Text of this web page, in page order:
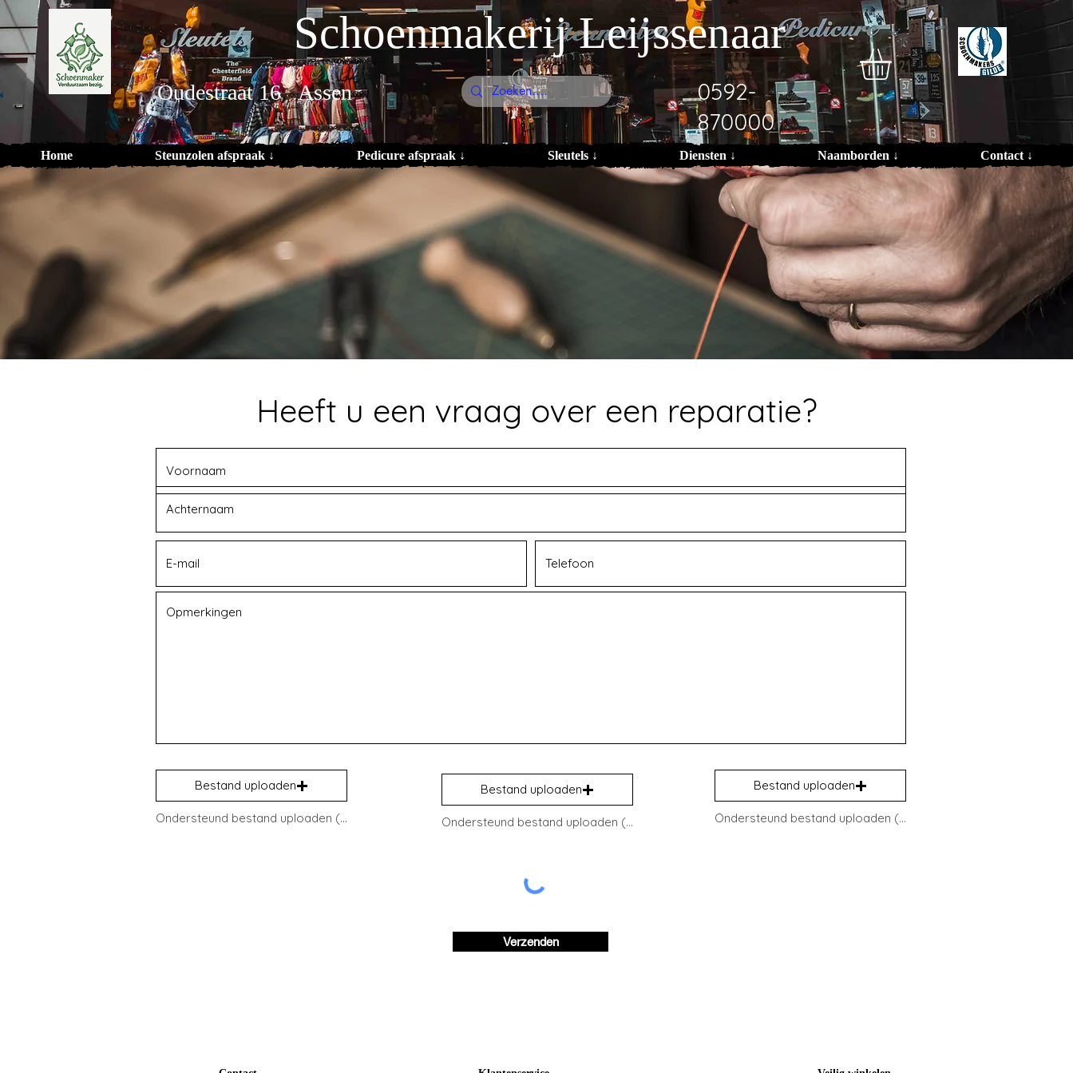
Schoenmakerij Leijssenaar
Oudestraat 16 Assen
0592-
870000
Home Steunzolen afspraak ↓ Pedicure afspraak ↓ Sleutels ↓ Diensten ↓ Naamborden ↓ Contact ↓
Heeft u een vraag over een reparatie?
Bestand uploaden
Ondersteund bestand uploaden (max. 15 MB)
Bestand uploaden
Ondersteund bestand uploaden (max. 15 MB)
Bestand uploaden
Ondersteund bestand uploaden (max. 15 MB)
Verzenden